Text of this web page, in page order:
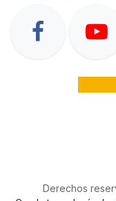
Derechos